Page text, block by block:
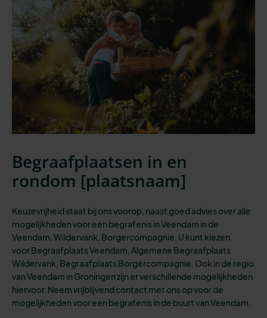
Begraafplaatsen in en
rondom [plaatsnaam]
Keuzevrijheid staat bij ons voorop, naast goed advies over alle
mogelijkhedenvoor een begrafenisin Veendam in de
Veendam, Wildervank, Borgercompagnie. U kunt kiezen
voorBegraafplaats Veendam, Algemene Begraafplaats
Wildervank, Begraafplaats Borgercompagnie. Ook in de regio
van Veendam in Groningen zijn er verschillende mogelijkheden
hiervoor. Neem vrijblijvend contact met ons op voor de
mogelijkheden voor een begrafenis in de buurt van Veendam.